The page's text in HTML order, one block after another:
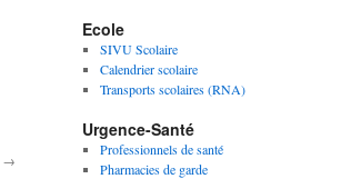
→
Ecole
SIVU Scolaire
Calendrier scolaire
Transports scolaires (RNA)
Urgence-Santé
Professionnels de santé
Pharmacies de garde